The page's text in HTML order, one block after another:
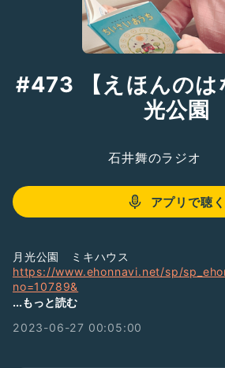
#473 【えほんのは
光公園
石井舞のラジオ
アプリで聴く
月光公園 ミキハウス
https://www.ehonnavi.net/sp/
no=10789&
;spf=1
https://www.mikihouse.co.jp/
...もっと読む
2023-06-27 00:05:00